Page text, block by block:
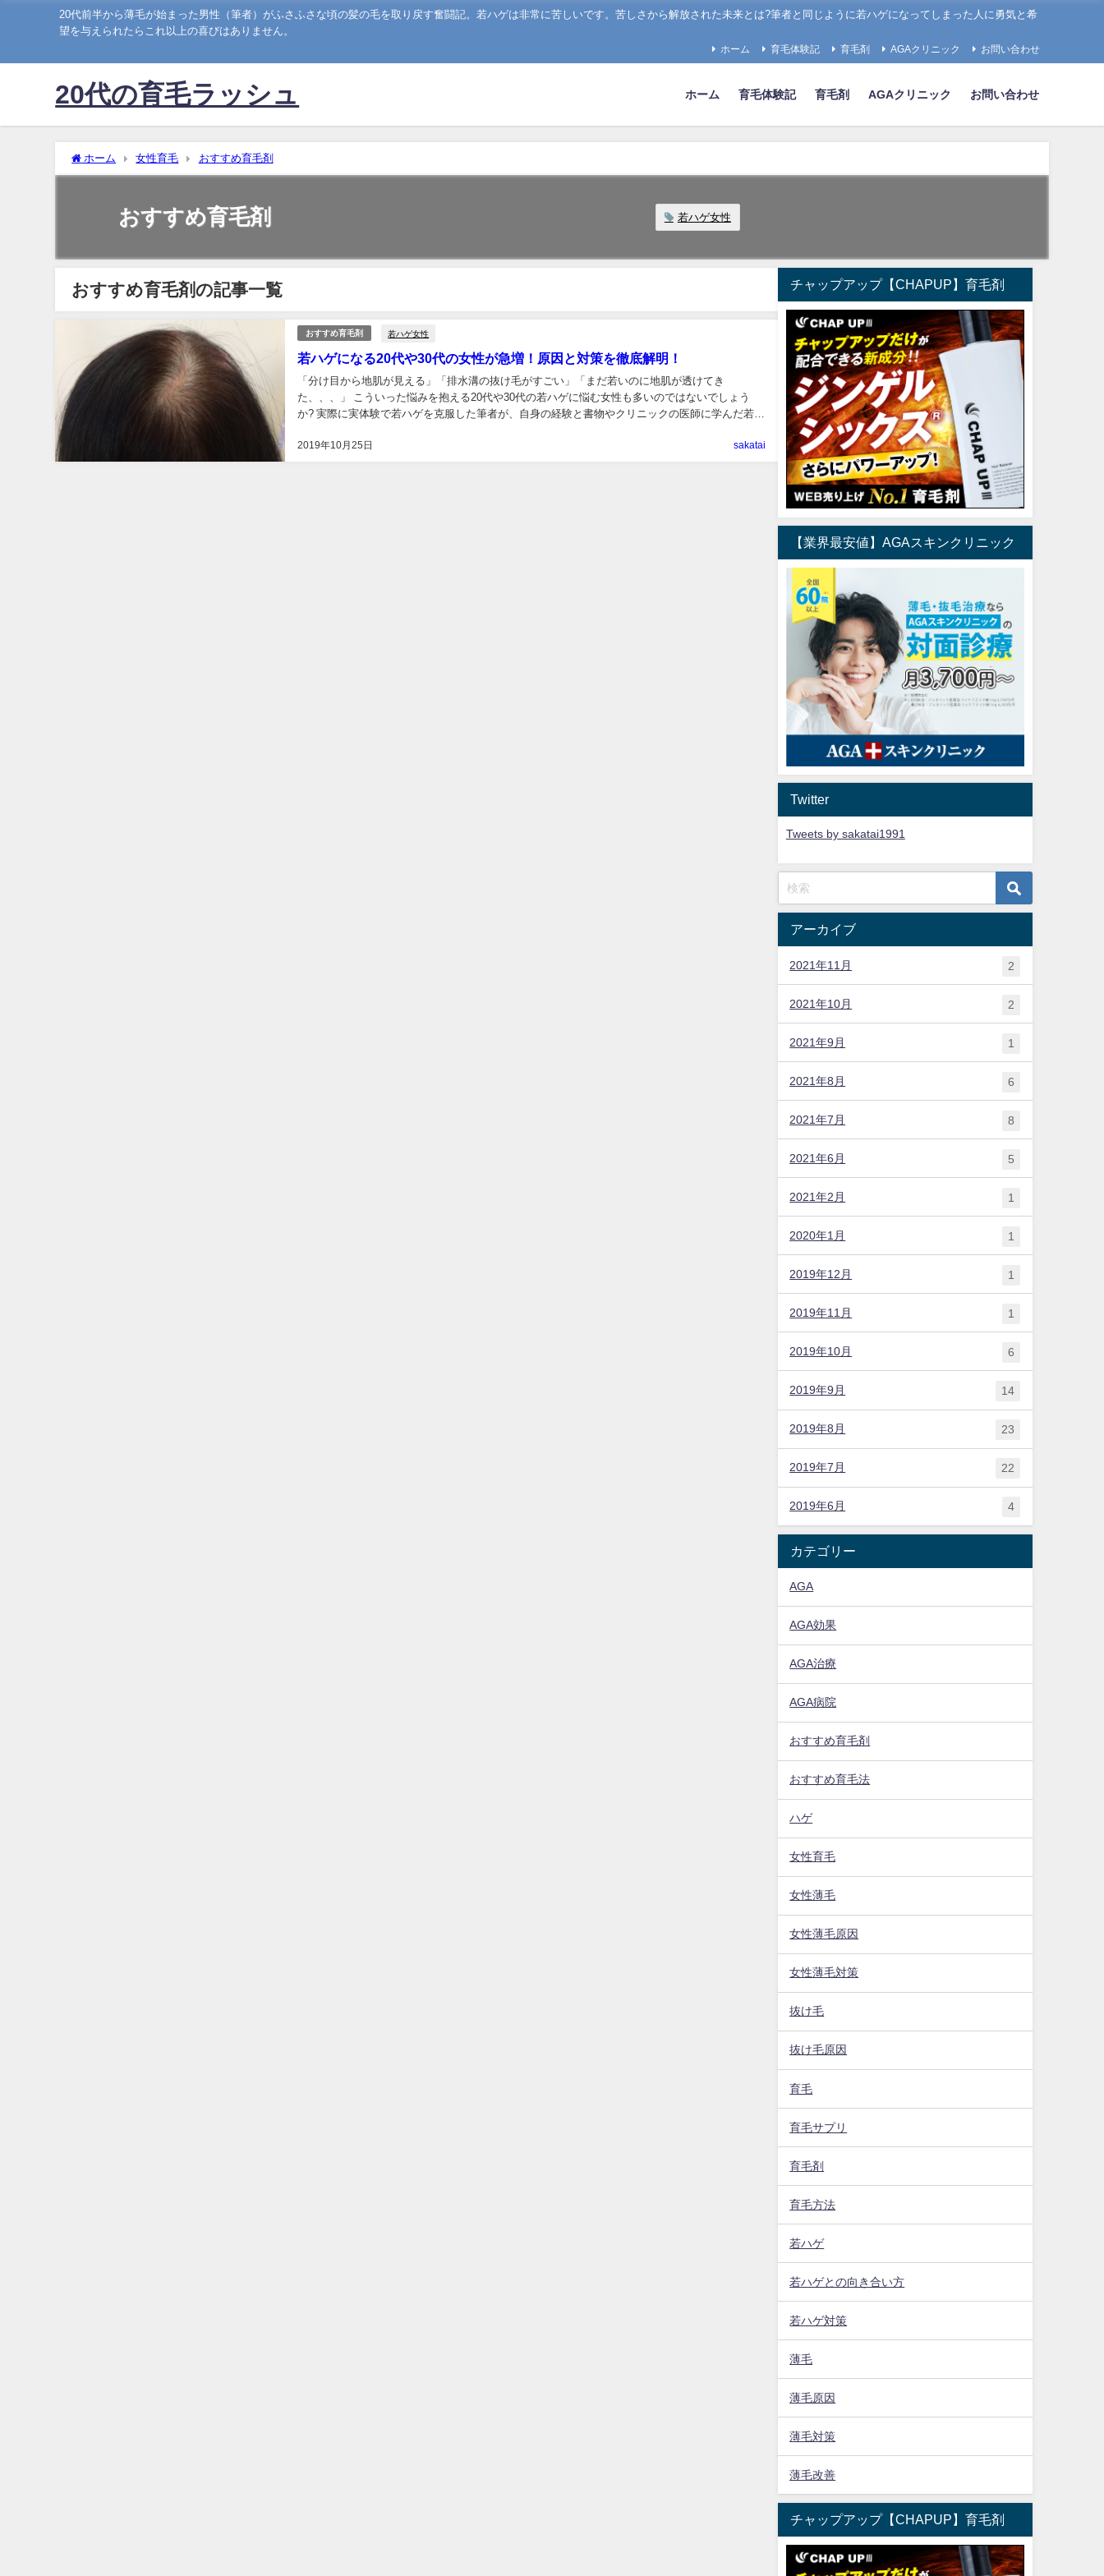
20代前半から薄毛が始まった男性（筆者）がふさふさな頃の髪の毛を取り戻す奮闘記。若ハゲは非常に苦しいです。苦しさから解放された未来とは?筆者と同じように若ハゲになってしまった人に勇気と希
望を与えられたらこれ以上の喜びはありません。
ホーム 育毛体験記 育毛剤 AGAクリニック お問い合わせ
20代の育毛ラッシュ ホーム 育毛体験記 育毛剤 AGAクリニック お問い合わせ
ホーム 女性育毛 おすすめ育毛剤
おすすめ育毛剤 若ハゲ女性
おすすめ育毛剤の記事一覧
おすすめ育毛剤 若ハゲ女性
若ハゲになる20代や30代の女性が急増！原因と対策を徹底解明！
2019年10月25日
「分け目から地肌が見える」「排水溝の抜け毛がすごい」「まだ若いのに地肌が透けてき
た、、、」 こういった悩みを抱える20代や30代の若ハゲに悩む女性も多いのではないでしょう
か? 実際に実体験で若ハゲを克服した筆者が、自身の経験と書物やクリニックの医師に学んだ若ハ
sakatai
チャップアップ【CHAPUP】育毛剤
【業界最安値】AGAスキンクリニック
Twitter
Tweets by sakatai1991
アーカイブ
2021年11月 2
2021年10月 2
2021年9月 1
2021年8月 6
2021年7月 8
2021年6月 5
2021年2月 1
2020年1月 1
2019年12月 1
2019年11月 1
2019年10月 6
2019年9月 14
2019年8月 23
2019年7月 22
2019年6月 4
カテゴリー
AGA
AGA効果
AGA治療
AGA病院
おすすめ育毛剤
おすすめ育毛法
ハゲ
女性育毛
女性薄毛
女性薄毛原因
女性薄毛対策
抜け毛
抜け毛原因
育毛
育毛サプリ
育毛剤
育毛方法
若ハゲ
若ハゲとの向き合い方
若ハゲ対策
薄毛
薄毛原因
薄毛対策
薄毛改善
チャップアップ【CHAPUP】育毛剤